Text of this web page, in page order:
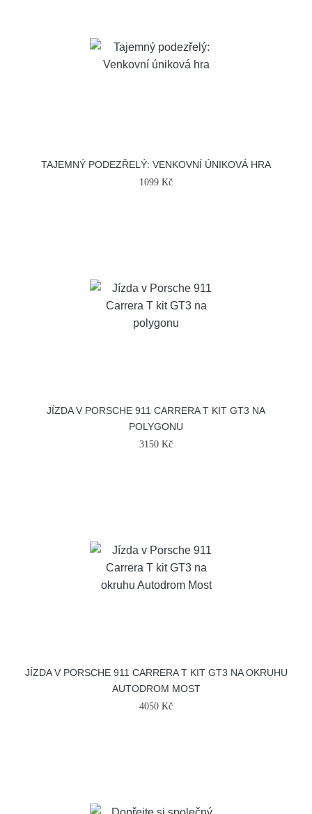
TAJEMNÝ PODEZŘELÝ: VENKOVNÍ ÚNIKOVÁ HRA
1099 Kč
JÍZDA V PORSCHE 911 CARRERA T KIT GT3 NA
POLYGONU
3150 Kč
JÍZDA V PORSCHE 911 CARRERA T KIT GT3 NA OKRUHU
AUTODROM MOST
4050 Kč